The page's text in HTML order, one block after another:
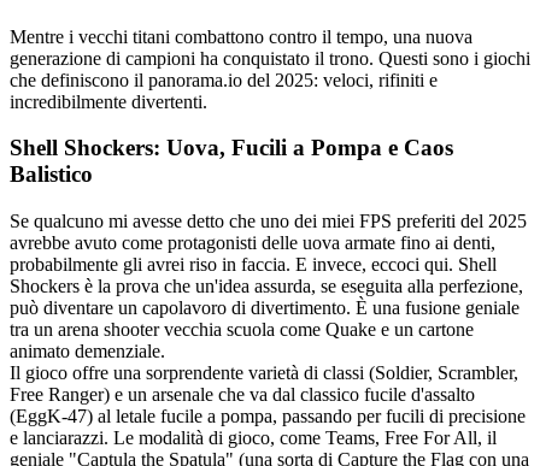
Mentre i vecchi titani combattono contro il tempo, una nuova
generazione di campioni ha conquistato il trono. Questi sono i giochi
che definiscono il panorama.io del 2025: veloci, rifiniti e
incredibilmente divertenti.
Shell Shockers: Uova, Fucili a Pompa e Caos
Balistico
Se qualcuno mi avesse detto che uno dei miei FPS preferiti del 2025
avrebbe avuto come protagonisti delle uova armate fino ai denti,
probabilmente gli avrei riso in faccia. E invece, eccoci qui. Shell
Shockers è la prova che un'idea assurda, se eseguita alla perfezione,
può diventare un capolavoro di divertimento. È una fusione geniale
tra un arena shooter vecchia scuola come Quake e un cartone
animato demenziale.
Il gioco offre una sorprendente varietà di classi (Soldier, Scrambler,
Free Ranger) e un arsenale che va dal classico fucile d'assalto
(EggK-47) al letale fucile a pompa, passando per fucili di precisione
e lanciarazzi. Le modalità di gioco, come Teams, Free For All, il
geniale "Captula the Spatula" (una sorta di Capture the Flag con una